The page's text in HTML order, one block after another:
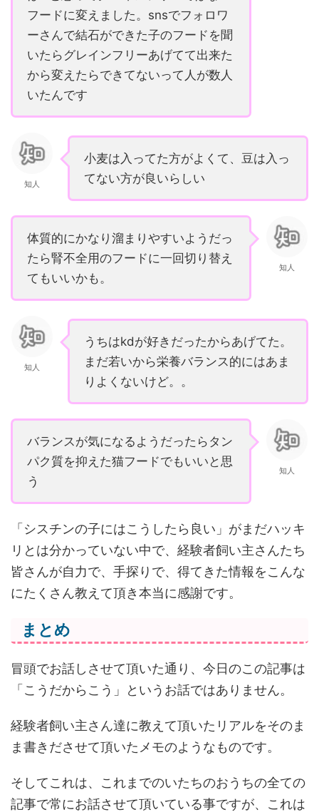
フードに変えました。snsでフォロワ
ーさんで結石ができた子のフードを聞
いたらグレインフリーあげてて出来た
から変えたらできてないって人が数人
いたんです
知人
小麦は入ってた方がよくて、豆は入っ
てない方が良いらしい
体質的にかなり溜まりやすいようだっ
たら腎不全用のフードに一回切り替え
てもいいかも。
知人
知人
うちはkdが好きだったからあげてた。
まだ若いから栄養バランス的にはあま
りよくないけど。。
バランスが気になるようだったらタン
パク質を抑えた猫フードでもいいと思
う
知人
「シスチンの子にはこうしたら良い」がまだハッキ
リとは分かっていない中で、経験者飼い主さんたち
皆さんが自力で、手探りで、得てきた情報をこんな
にたくさん教えて頂き本当に感謝です。
まとめ
冒頭でお話しさせて頂いた通り、今日のこの記事は
「こうだからこう」というお話ではありません。
経験者飼い主さん達に教えて頂いたリアルをそのま
ま書きださせて頂いたメモのようなものです。
そしてこれは、これまでのいたちのおうちの全ての
記事で常にお話させて頂いている事ですが、これは